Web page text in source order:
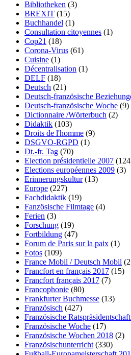
Bibliotheken (3)
BREXIT (15)
Buchhandel (1)
Consultation citoyennes (1)
Cop21 (18)
Corona-Virus (61)
Cuisine (1)
Décentralisation (1)
DELF (18)
Deutsch (21)
Deutsch-französische
Deutsch-französische Woche (9)
Dictionnaire /Wörterbuch (2)
Didaktik (103)
Droits de l'homme (9)
DSGVO-RGPD (1)
Dt.-fr. Tag (70)
Election présidentielle 2007
Elections européennes 2009 (3)
Erinnerungskultur(13)
Europe (227)
Fachdidaktik (19)
Fanzösische Filmtage (4)
Ferien (3)
Forschung (19)
Fortbildung (47)
Forum de Paris sur la paix (1)
Fotos (109)
France Mobil / Deutsch Mobil
Francfort en français 2017 (15)
Francfort français 2017 (7)
Francophonie (80)
Frankfurter Buchmesse (13)
Französisch (427)
Französische
Französische Woche (17)
Französische Wochen 2018 (2)
Französischunterricht (330)